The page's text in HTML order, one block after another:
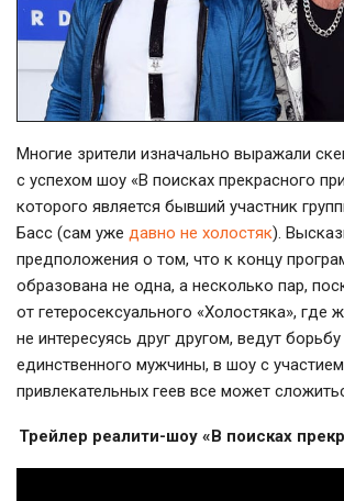
Многие зрители изначально выражали
с успехом шоу «В поисках прекрасного
которого является бывший участник
Басс (сам уже давно не холостяк).
предположения о том, что к концу
образована не одна, а несколько пар,
от гетеросексуального «Холостяка», где
не интересуясь друг другом, ведут
единственного мужчины, в шоу с участием
привлекательных геев все может
Трейлер реалити-шоу «В поисках